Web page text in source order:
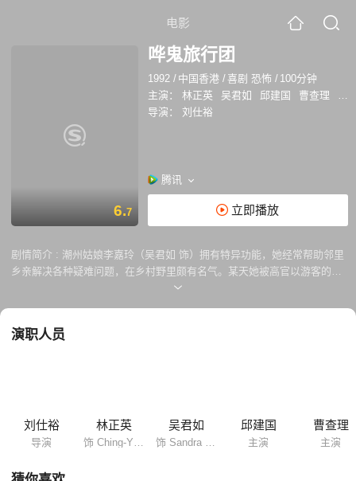
电影
6.7
哗鬼旅行团
1992 / 中国香港 /喜剧 恐怖 / 100分钟
主演：
林正英 吴君如 邱建国 曹查理
胡
导演：
刘仕裕
腾讯
立即播放
剧情简介 : 潮州姑娘李嘉玲（吴君如 饰）拥有特异功能，她经常帮助邻里
乡亲解决各种疑难问题，在乡村野里颇有名气。某天她被高官以游客的身
份派往九龙执行一项秘密任务，她所乘坐的巴士因司机招惹了孤魂野鬼而
正英 饰）路遇众鬼所乘之车，情知不好，尾随跟踪，终与嘉玲接头。道长
演职人员
刘仕裕
导演
林正英 吴君如 邱建国
主演
曹查理
主演